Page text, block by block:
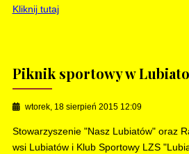
Kliknij tutaj
Piknik sportowy w
wtorek, 18 sierpień 2015 12:09
Stowarzyszenie "Nasz Lubiatów" oraz
wsi Lubiatów i Klub Sportowy LZS